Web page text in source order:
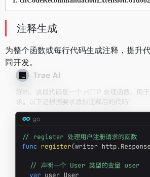
注释生成
为整个函数或每行代码生成注释，提升
同开发。